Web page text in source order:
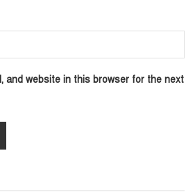
and website in this browser for the next